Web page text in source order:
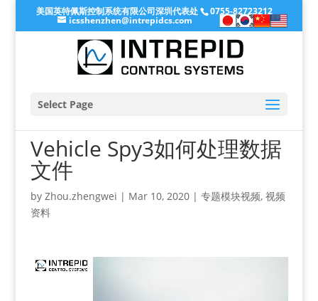
美国英特佩斯控制系统有限公司深圳代表处 0755-82723212
icsshenzhen@intrepidcs.com
Select Page
Vehicle Spy3如何处理数据
文件
by Zhou.zhengwei | Mar 10, 2020| 专题模块视频, 视频
资料